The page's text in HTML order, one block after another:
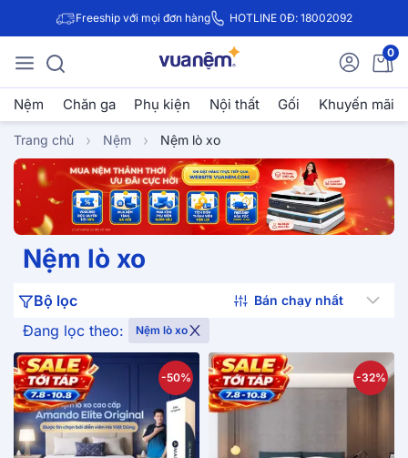
Freeship với mọi đơn hàng HOTLINE 0Đ: 18002092
0
Nệm Chăn ga Phụ kiện Nội thất Gối Khuyến mãi
Trang chủ Nệm Nệm lò xo
Nệm lò xo
Đang lọc theo: Nệm lò xo
Bộ lọc
-50% -32%